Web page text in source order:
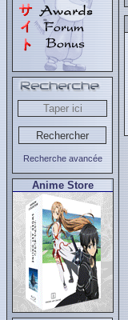
Recherche avancée
Anime Store